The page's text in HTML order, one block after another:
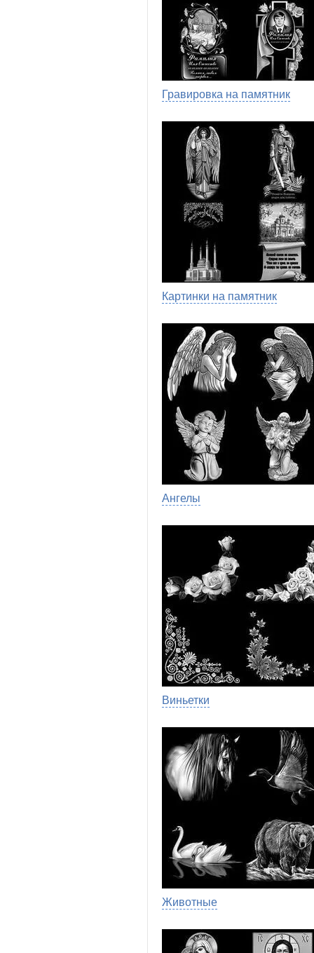
Гравировка на памятник
Картинки на памятник
Ангелы
Виньетки
Животные